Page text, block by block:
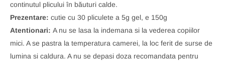
continutul plicului în băuturi calde.
Prezentare: cutie cu 30 pliculete a 5g gel, e 150g
Atentionari: A nu se lasa la indemana si la vederea copiilor
mici. A se pastra la temperatura camerei, la loc ferit de surse de
lumina si caldura. A nu se depasi doza recomandata pentru